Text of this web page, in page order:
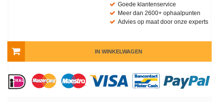
Goede klantenservice
Meer dan 2600+ ophaalpunten
Advies op maat door onze experts
IN WINKELWAGEN